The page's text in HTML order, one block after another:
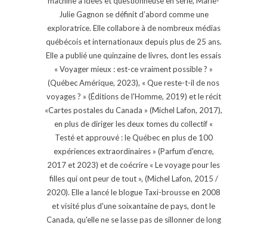
Julie Gagnon se définit d’abord comme une
exploratrice. Elle collabore à de nombreux médias
québécois et internationaux depuis plus de 25 ans.
Elle a publié une quinzaine de livres, dont les essais
« Voyager mieux : est-ce vraiment possible ? »
(Québec Amérique, 2023), « Que reste-t-il de nos
voyages ? » (Éditions de l'Homme, 2019) et le récit
«Cartes postales du Canada » (Michel Lafon, 2017),
en plus de diriger les deux tomes du collectif «
Testé et approuvé : le Québec en plus de 100
expériences extraordinaires » (Parfum d'encre,
2017 et 2023) et de coécrire « Le voyage pour les
filles qui ont peur de tout », (Michel Lafon, 2015 /
2020). Elle a lancé le blogue Taxi-brousse en 2008
et visité plus d'une soixantaine de pays, dont le
Canada, qu'elle ne se lasse pas de sillonner de long